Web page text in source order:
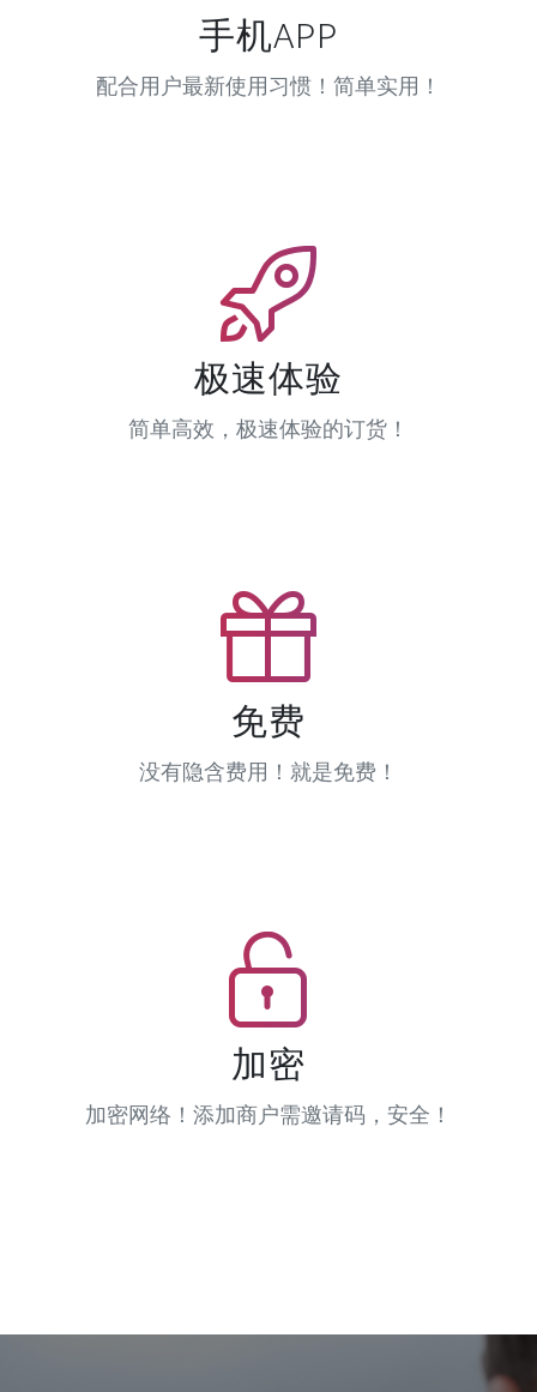
手机APP
配合用户最新使用习惯！简单实用！
极速体验
简单高效，极速体验的订货！
免费
没有隐含费用！就是免费！
加密
加密网络！添加商户需邀请码，安全！